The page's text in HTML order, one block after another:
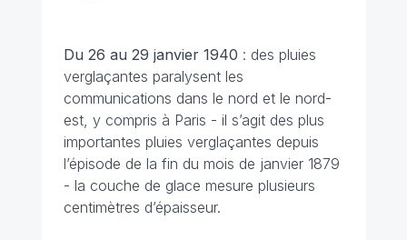
Du 26 au 29 janvier 1940 : des pluies
verglaçantes paralysent les
communications dans le nord et le nord-
est, y compris à Paris - il s’agit des plus
importantes pluies verglaçantes depuis
l’épisode de la fin du mois de janvier 1879
- la couche de glace mesure plusieurs
centimètres d’épaisseur.